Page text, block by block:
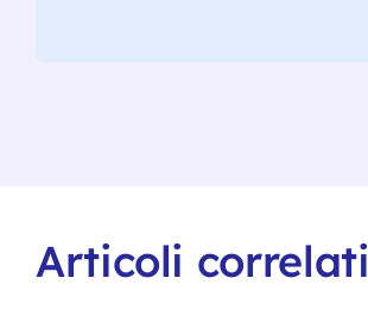
Articoli correlati